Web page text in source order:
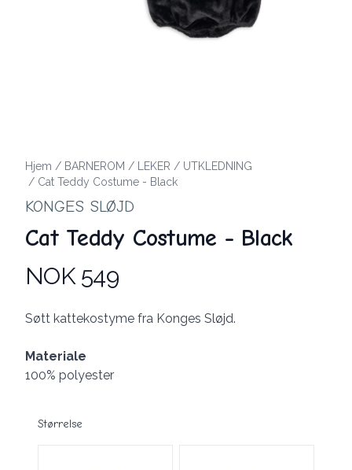
Hjem / BARNEROM / LEKER / UTKLEDNING
/ Cat Teddy Costume - Black
KONGES SLØJD
Cat Teddy Costume - Black
Produktdetaljer
NOK 549
Description
Søtt kattekostyme fra Konges Sløjd.
Materiale
100% polyester
Størrelse
Velg en Størrelse